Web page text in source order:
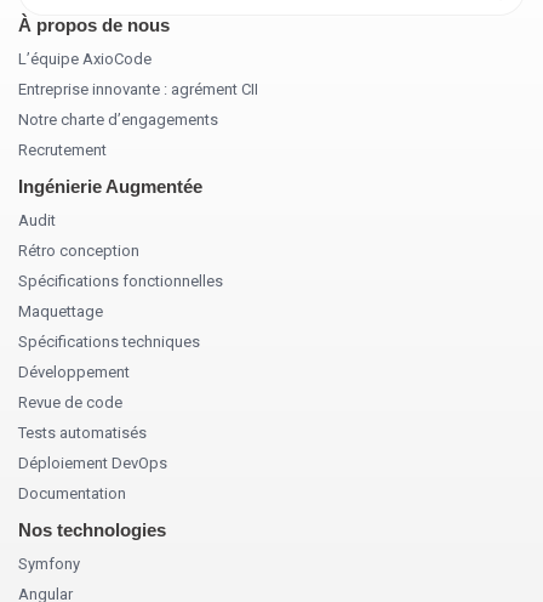
À propos de nous
L’équipe AxioCode
Entreprise innovante : agrément CII
Notre charte d’engagements
Recrutement
Ingénierie Augmentée
Audit
Rétro conception
Spécifications fonctionnelles
Maquettage
Spécifications techniques
Développement
Revue de code
Tests automatisés
Déploiement DevOps
Documentation
Nos technologies
Symfony
Angular